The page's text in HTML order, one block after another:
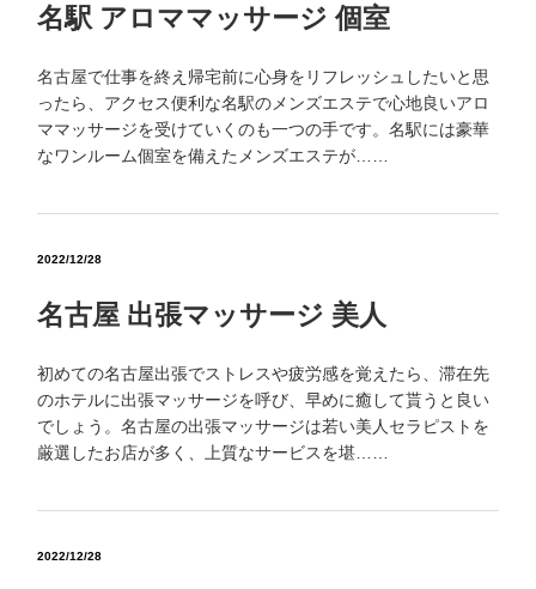
名駅 アロママッサージ 個室
名古屋で仕事を終え帰宅前に心身をリフレッシュしたいと思
ったら、アクセス便利な名駅のメンズエステで心地良いアロ
ママッサージを受けていくのも一つの手です。名駅には豪華
なワンルーム個室を備えたメンズエステが……
2022/12/28
名古屋 出張マッサージ 美人
初めての名古屋出張でストレスや疲労感を覚えたら、滞在先
のホテルに出張マッサージを呼び、早めに癒して貰うと良い
でしょう。名古屋の出張マッサージは若い美人セラピストを
厳選したお店が多く、上質なサービスを堪……
2022/12/28